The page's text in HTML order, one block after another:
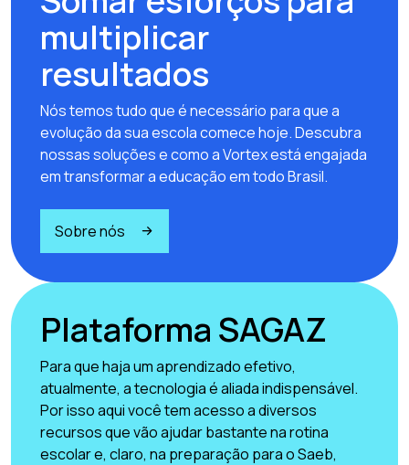
multiplicar
resultados
Nós temos tudo que é necessário para que a
evolução da sua escola comece hoje. Descubra
nossas soluções e como a Vortex está engajada
em transformar a educação em todo Brasil.
Sobre nós
Plataforma SAGAZ
Para que haja um aprendizado efetivo,
atualmente, a tecnologia é aliada indispensável.
Por isso aqui você tem acesso a diversos
recursos que vão ajudar bastante na rotina
escolar e, claro, na preparação para o Saeb,